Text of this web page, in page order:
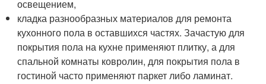
освещением,
кладка разнообразных материалов для ремонта
кухонного пола в оставшихся частях. Зачастую для
покрытия пола на кухне применяют плитку, а для
спальной комнаты ковролин, для покрытия пола в
гостиной часто применяют паркет либо ламинат.